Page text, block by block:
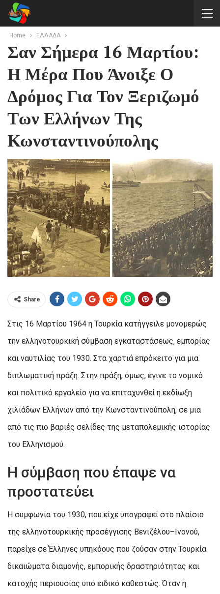
Home ΕΛΛΑΔΑ
Σαν Σήμερα 16 Μαρτίου:
Η Μέρα Που Άνοιξε Ο
Δρόμος Για Τον Ξεριζωμό
Των Ελλήνων Της
Κωνσταντινούπολης
Share
Στις 16 Μαρτίου 1964 η Τουρκία κατήγγειλε μονομερώς
την ελληνοτουρκική σύμβαση εγκαταστάσεως, εμπορίας
και ναυτιλίας του 1930. Στα χαρτιά επρόκειτο για μια
διπλωματική πράξη. Στην πράξη, όμως, έγινε το νομικό
και πολιτικό εργαλείο για να επιταχυνθεί η εκδίωξη
χιλιάδων Ελλήνων από την Κωνσταντινούπολη, σε μια
από τις πιο βαριές σελίδες της μεταπολεμικής ιστορίας
του Ελληνισμού.
Η σύμβαση που έπαψε να
προστατεύει
Η συμφωνία του 1930, που είχε υπογραφεί στο πλαίσιο
της ελληνοτουρκικής προσέγγισης Βενιζέλου–Ινονού,
παρείχε σε Έλληνες υπηκόους που ζούσαν στην Τουρκία
δικαιώματα διαμονής, εμπορικής δραστηριότητας και
κατοχής περιουσίας υπό ειδικό καθεστώς. Όταν η